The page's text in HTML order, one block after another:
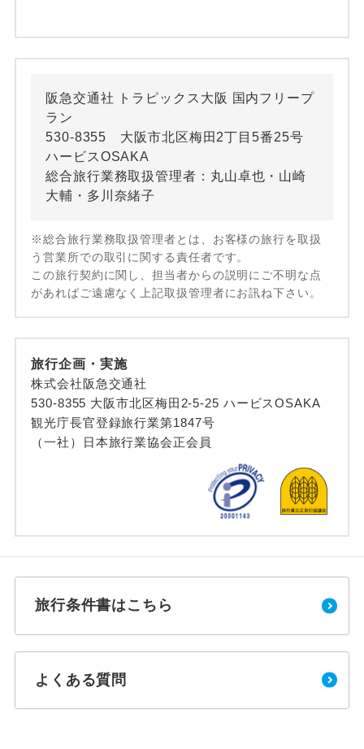
阪急交通社 トラピックス大阪 国内フリープ
ラン
530-8355 大阪市北区梅田2丁目5番25号
ハービスOSAKA
総合旅行業務取扱管理者：丸山卓也・山崎
大輔・多川奈緒子
※総合旅行業務取扱管理者とは、お客様の旅行を取扱
う営業所での取引に関する責任者です。
この旅行契約に関し、担当者からの説明にご不明な点
があればご遠慮なく上記取扱管理者にお訊ね下さい。
旅行企画・実施
株式会社阪急交通社
530-8355 大阪市北区梅田2-5-25 ハービスOSAKA
観光庁長官登録旅行業第1847号
（一社）日本旅行業協会正会員
旅行条件書はこちら
よくある質問